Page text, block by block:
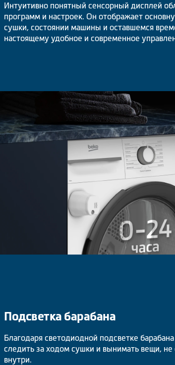
Интуитивно понятный сенсорный дисплей
программ и настроек. Он отображает
сушки, состоянии машины и оставшемся
настоящему удобное и современное
Подсветка барабана
Благодаря светодиодной подсветке
следить за ходом сушки и вынимать вещи, не
внутри.